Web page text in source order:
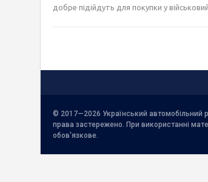
добре підійдуть для покупки у
© 2017—2026 Український автомобільний
права застережено. При використанні
обов'язкове.